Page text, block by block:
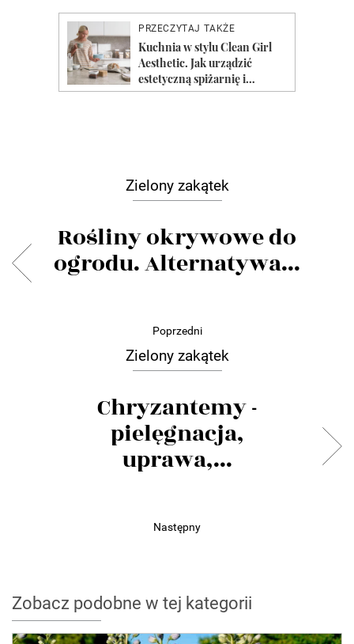
Zielony zakątek
Rośliny okrywowe do
ogrodu. Alternatywa...
Poprzedni
Zielony zakątek
Chryzantemy -
pielęgnacja,
uprawa,...
Następny
Zobacz podobne w tej kategorii